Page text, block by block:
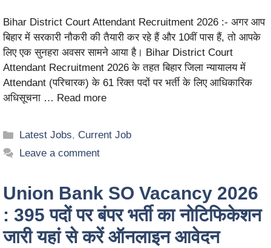
Bihar District Court Attendant Recruitment 2026 :- अगर आप
बिहार में सरकारी नौकरी की तैयारी कर रहे हैं और 10वीं पास हैं, तो आपके
लिए एक सुनहरा अवसर सामने आया है। Bihar District Court
Attendant Recruitment 2026 के तहत बिहार जिला न्यायालय में
Attendant (परिचारक) के 61 रिक्त पदों पर भर्ती के लिए आधिकारिक
अधिसूचना … Read more
Latest Jobs, Current Job
Leave a comment
Union Bank SO Vacancy 2026
: 395 पदों पर बंपर भर्ती का नोटिफिकेशन
जारी यहां से करें ऑनलाइन आवेदन